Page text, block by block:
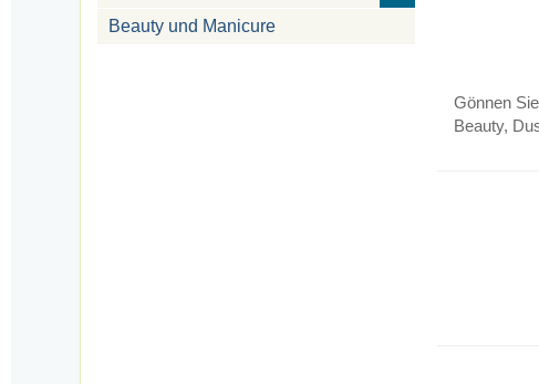
Beauty und Manicure
Gönnen
Beauty,